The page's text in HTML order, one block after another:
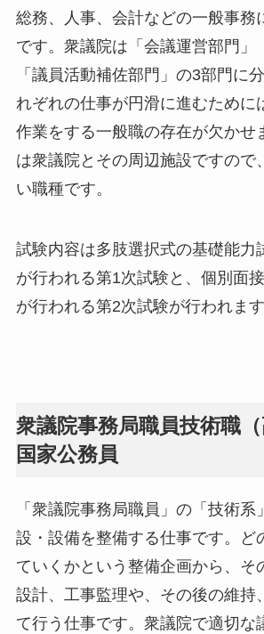
総務、人事、会計などの一般事務
です。衆議院は「会議運営部門」
「議員活動補佐部門」の3部門に
れぞれの仕事が円滑に進むために
作業をする一般職の存在が欠かせ
は衆議院とその周辺施設ですので
い職種です。
試験内容は多肢選択式の基礎能力
が行われる第1次試験と、個別面
が行われる第2次試験が行われます
衆議院事務局職員技術職
国家公務員
「衆議院事務局職員」の「技術系
設・設備を整備する仕事です。ど
ていくかという整備企画から、そ
設計、工事監理や、その後の維持
て行う仕事です。衆議院で適切な